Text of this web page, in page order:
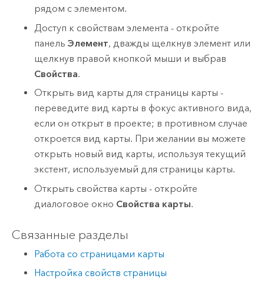
рядом с элементом.
Доступ к свойствам элемента - откройте
панельЭлемент, дважды щелкнув элемент или
щелкнув правой кнопкой мыши и выбрав
Свойства.
Открыть вид карты для страницы карты -
переведите вид карты в фокус активного вида,
если он открыт в проекте; в противном случае
откроется вид карты. При желании вы можете
открыть новый вид карты, используя текущий
экстент, используемый для страницы карты.
Открыть свойства карты - откройте
диалоговое окно Свойства карты.
Связанные разделы
Работа со страницами карты
Настройка свойств страницы